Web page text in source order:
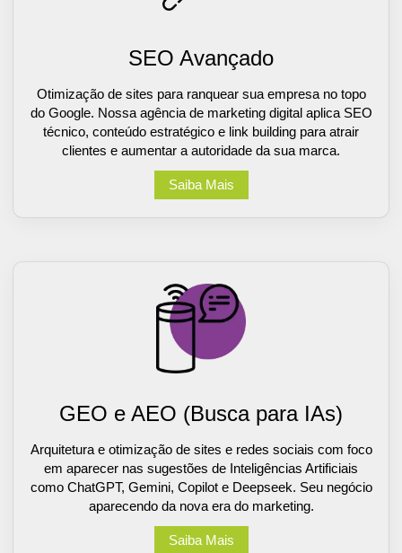
SEO Avançado
Otimização de sites para ranquear sua empresa no topo
do Google. Nossa agência de marketing digital aplica SEO
técnico, conteúdo estratégico e link building para atrair
clientes e aumentar a autoridade da sua marca.
Saiba Mais
GEO e AEO (Busca para IAs)
Arquitetura e otimização de sites e redes sociais com foco
em aparecer nas sugestões de Inteligências Artificiais
como ChatGPT, Gemini, Copilot e Deepseek. Seu negócio
aparecendo da nova era do marketing.
Saiba Mais